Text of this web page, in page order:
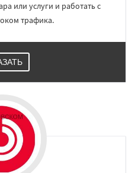
или услуги и работать с
трафика.